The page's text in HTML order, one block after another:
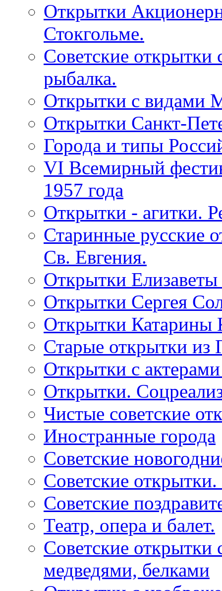
Открытки
Стокгольме.
Советские открытки
рыбалка.
Открытки с видами
Открытки Санкт-
Города и типы
VI Всемирный
1957 года
Открытки - агитки.
Старинные русские
Св. Евгения.
Открытки
Открытки Сергея
Открытки
Старые открытки из
Открытки с
Открытки.
Чистые советские
Иностранные города
Советские
Советские
Советские
Театр, опера и балет.
Советские открытки
медведями, белками